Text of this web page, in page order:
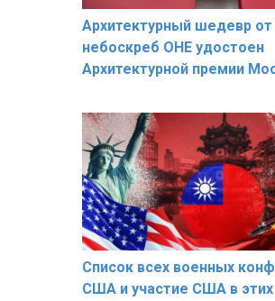
Архитектурный шедевр от
небоскреб ОНЕ удостоен
Архитектурной премии
Список всех военных
США и участие США в